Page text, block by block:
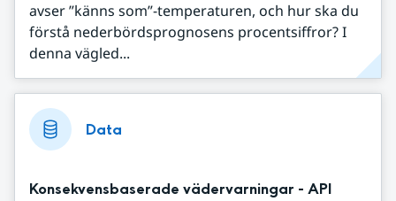
avser ”känns som”-temperaturen, och hur ska du
förstå nederbördsprognosens procentsiffror? I
denna vägled...
Data
Konsekvensbaserade vädervarningar - API